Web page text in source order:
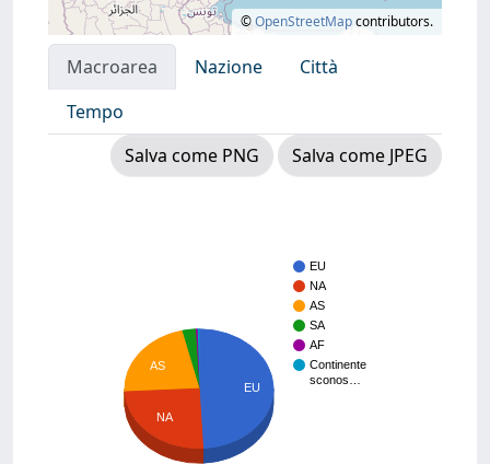
©OpenStreetMapcontributors.
Macroarea Nazione
Città
Tempo
Salva come PNG
Salva come JPEG
EU
NA
AS
SA
AF
Continente
sconos…
EU
AS
NA